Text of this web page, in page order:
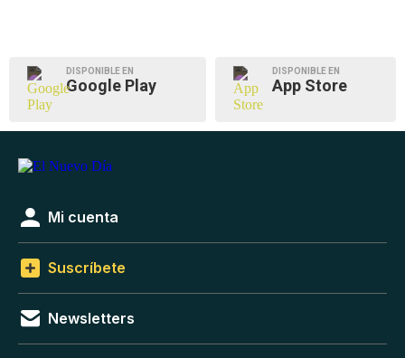
DISPONIBLE EN
Google Play
DISPONIBLE EN
App Store
Mi cuenta
Suscríbete
Newsletters